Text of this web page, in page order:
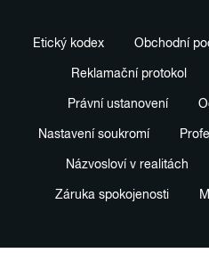
Etický kodex Obchodní
Reklamační protokol
Právní ustanovení
Nastavení soukromí
Názvosloví v realitách
Záruka spokojenosti